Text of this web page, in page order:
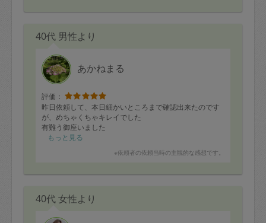
40代 男性より
あかねまる
評価：
昨日依頼して、本日細かいところまで確認出来たのです
が、めちゃくちゃキレイでした
有難う御座いました
もっと見る
※依頼者の依頼当時の主観的な感想です。
40代 女性より